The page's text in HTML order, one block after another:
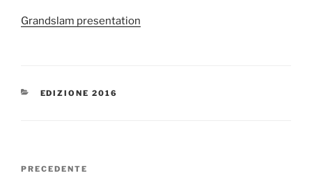
Grandslam presentation
CATEGORIE
EDIZIONE 2016
Navigazione
Articolo
PRECEDENTE